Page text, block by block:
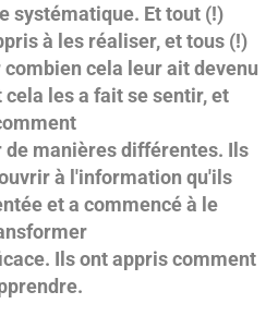
systématique. Et tout (!)
à les réaliser, et tous (!)
cela leur ait devenu
les a fait se sentir, et
de manières différentes. Ils
à l'information qu'ils
et a commencé à le
Ils ont appris comment